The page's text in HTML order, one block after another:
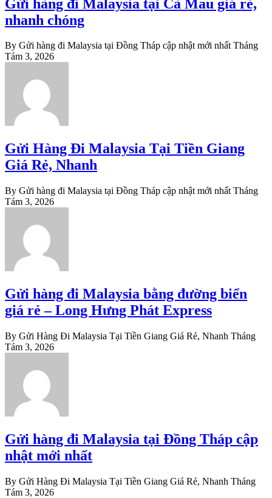
Gửi hàng đi Malaysia tại Cà Mau giá rẻ,
nhanh chóng
By Gửi hàng đi Malaysia tại Đồng Tháp cập nhật mới nhất Tháng
Tám 3, 2026
Gửi Hàng Đi Malaysia Tại Tiền Giang
Giá Rẻ, Nhanh
By Gửi hàng đi Malaysia tại Đồng Tháp cập nhật mới nhất Tháng
Tám 3, 2026
Gửi hàng đi Malaysia bằng đường biển
giá rẻ – Long Hưng Phát Express
By Gửi Hàng Đi Malaysia Tại Tiền Giang Giá Rẻ, Nhanh Tháng
Tám 3, 2026
Gửi hàng đi Malaysia tại Đồng Tháp cập
nhật mới nhất
By Gửi Hàng Đi Malaysia Tại Tiền Giang Giá Rẻ, Nhanh Tháng
Tám 3, 2026